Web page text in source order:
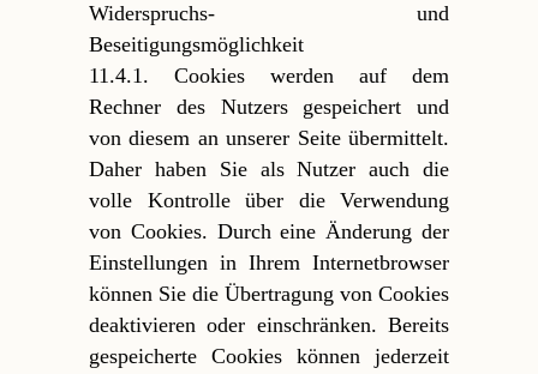
Widerspruchs- und
Beseitigungsmöglichkeit
11.4.1. Cookies werden auf dem
Rechner des Nutzers gespeichert und
von diesem an unserer Seite übermittelt.
Daher haben Sie als Nutzer auch die
volle Kontrolle über die Verwendung
von Cookies. Durch eine Änderung der
Einstellungen in Ihrem Internetbrowser
können Sie die Übertragung von Cookies
deaktivieren oder einschränken. Bereits
gespeicherte Cookies können jederzeit